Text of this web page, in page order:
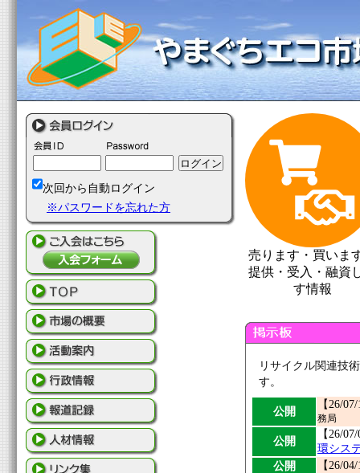
次回から自動ログイン
※パスワードを忘れた方
売ります・買いま
提供・受入・融資
す情報
リサイクル関連技
す。
公開
【26/
務局
公開
【26/
環シス
公開 【26/